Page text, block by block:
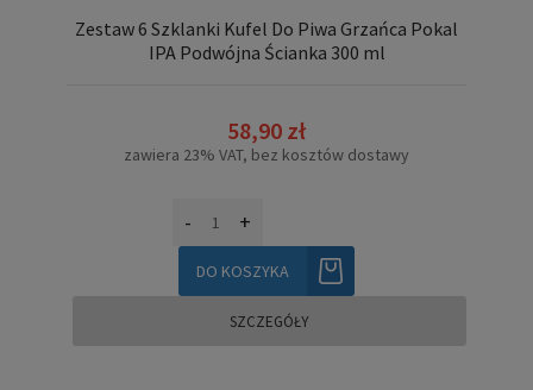
Zestaw 6 Szklanki Kufel Do Piwa Grzańca Pokal
IPA Podwójna Ścianka 300 ml
58,90 zł
zawiera 23% VAT, bez kosztów dostawy
- +
DO KOSZYKA
SZCZEGÓŁY